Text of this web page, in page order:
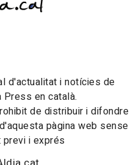
d'actualitat i notícies de
Press en català.
de distribuir i difondre
pàgina web sense
i exprés